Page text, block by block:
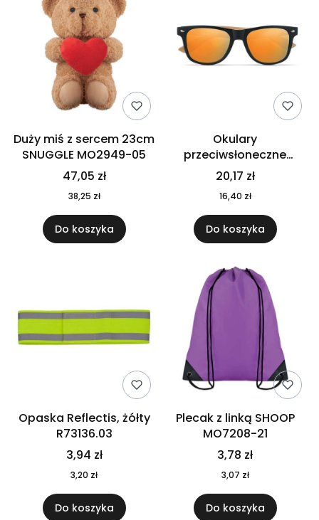
Duży miś z sercem 23cm
SNUGGLE MO2949-05
47,05 zł
38,25 zł
Do koszyka
Okulary
przeciwsłoneczne
CALIFORNIA TOUCH
MO9617-10
20,17 zł
16,40 zł
Do koszyka
Opaska Reflectis, żółty
R73136.03
3,94 zł
3,20 zł
Do koszyka
Plecak z linką SHOOP
MO7208-21
3,78 zł
3,07 zł
Do koszyka